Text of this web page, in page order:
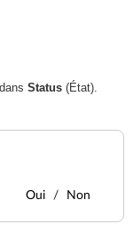
Status (État).
Oui Non